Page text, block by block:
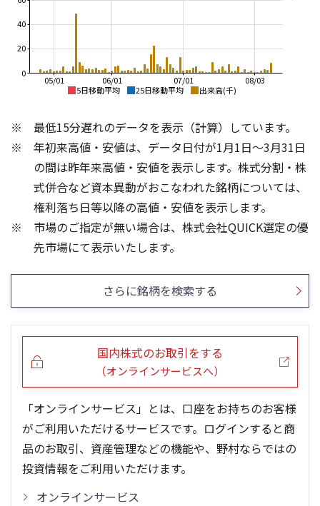
5日移動平均 25日移動平均 出来高(千)
08/03
07/01
06/01
05/01
0
20
40
13週移動平均 26週移動平均 出来高(千)
900
1,100
1,200
1,300
1,400
0
60
5ヶ月移動平均 25ヶ月移動平均 出来高(千)
800
1,200
1,600
1,800
2,000
0
200
400
最低15分遅れのデータを表示（計算）しています。
年初来高値・安値は、データ日付が1月1日～3月31日
の間は昨年来高値・安値を表示します。株式分割・株
式併合など資本異動がおこなわれた銘柄については、
権利落ち日等以降の高値・安値を表示します。
市場のご指定が無い場合は、株式会社QUICK選定の優
先市場にて表示いたします。
さらに銘柄を検索する
国内株式のお取引をする
（オンラインサービスへ）
「オンラインサービス」とは、口座をお持ちのお客様
がご利用いただけるサービスです。ログインすると商
品のお取引、資産管理などの機能や、野村ならではの
投資情報をご利用いただけます。
オンラインサービス